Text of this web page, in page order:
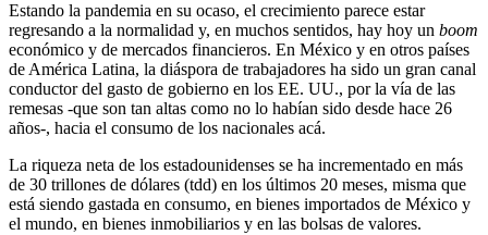
Estando la pandemia en su ocaso, el crecimiento parece estar
regresando a la normalidad y, en muchos sentidos, hay hoy un boom
económico y de mercados financieros. En México y en otros países
de América Latina, la diáspora de trabajadores ha sido un gran canal
conductor del gasto de gobierno en los EE. UU., por la vía de las
remesas -que son tan altas como no lo habían sido desde hace 26
años-, hacia el consumo de los nacionales acá.
La riqueza neta de los estadounidenses se ha incrementado en más
de 30 trillones de dólares (tdd) en los últimos 20 meses, misma que
está siendo gastada en consumo, en bienes importados de México y
el mundo, en bienes inmobiliarios y en las bolsas de valores.